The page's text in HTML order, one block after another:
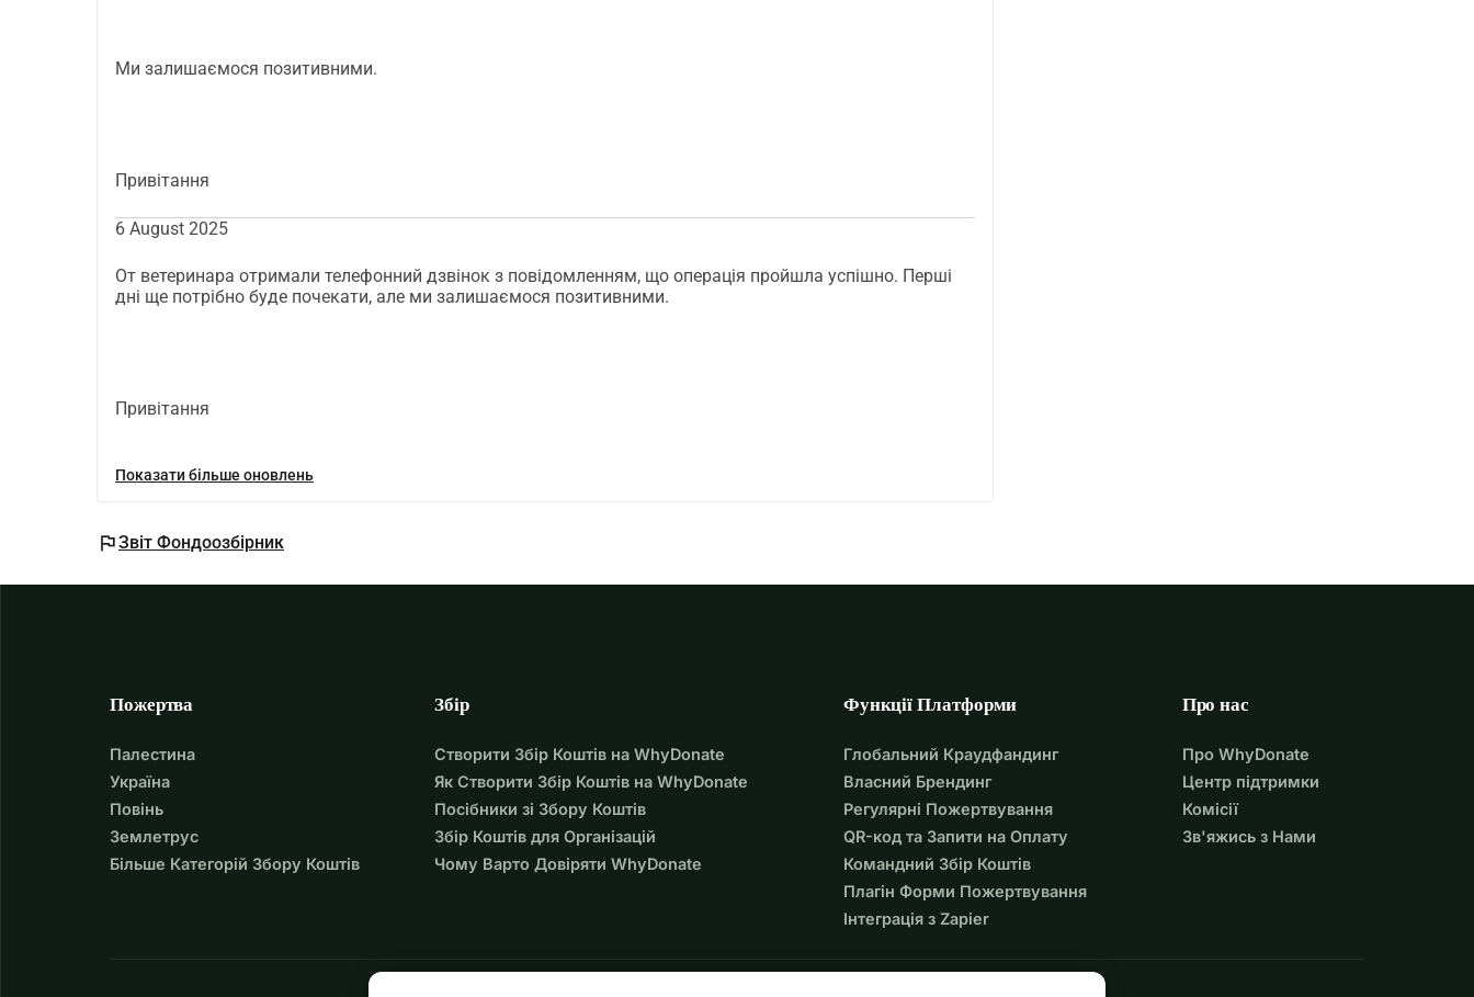
Ми залишаємося позитивними.
Привітання
6 August 2025
От ветеринара отримали телефонний дзвінок з повідомленням, що операція пройшла успішно. Перші
дні ще потрібно буде почекати, але ми залишаємося позитивними.
Привітання
Показати більше оновлень
flagЗвіт Фондоозбірник
Пожертва
Палестина
Україна
Повінь
Землетрус
Більше Категорій Збору Коштів
Збір
Створити Збір Коштів на WhyDonate
Як Створити Збір Коштів на WhyDonate
Посібники зі Збору Коштів
Збір Коштів для Організацій
Чому Варто Довіряти WhyDonate
Функції Платформи
Глобальний Краудфандинг
Власний Брендинг
Регулярні Пожертвування
QR-код та Запити на Оплату
Командний Збір Коштів
Плагін Форми Пожертвування
Інтеграція з Zapier
Про нас
Про WhyDonate
Центр підтримки
Комісії
Зв'яжись з Нами